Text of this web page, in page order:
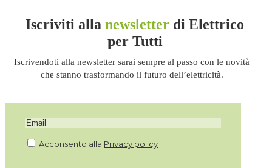
Iscriviti allanewsletter di Elettrico
per Tutti
Iscrivendoti alla newsletter sarai sempre al passo con le novità
che stanno trasformando il futuro dell’elettricità.
Acconsento alla Privacy policy